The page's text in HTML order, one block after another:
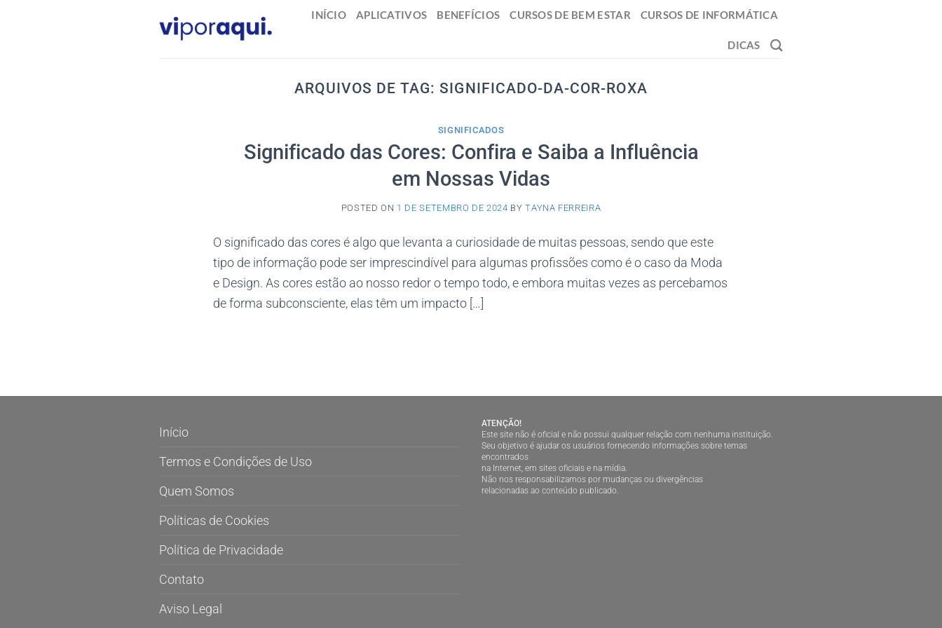
INÍCIO APLICATIVOS BENEFÍCIOS CURSOS DE BEM ESTAR CURSOS DE INFORMÁTICA
DICAS
ARQUIVOS DE TAG:SIGNIFICADO-DA-COR-ROXA
SIGNIFICADOS
Significado das Cores: Confira e Saiba a Influência
em Nossas Vidas
POSTED ON 1 DE SETEMBRO DE 2024 BYTAYNA FERREIRA
O significado das cores é algo que levanta a curiosidade de muitas pessoas, sendo que este
tipo de informação pode ser imprescindível para algumas profissões como é o caso da Moda
e Design. As cores estão ao nosso redor o tempo todo, e embora muitas vezes as percebamos
de forma subconsciente, elas têm um impacto […]
Início
Termos e Condições de Uso
Quem Somos
Políticas de Cookies
Política de Privacidade
Contato
Aviso Legal
ATENÇÃO!
Este site não é oficial e não possui qualquer relação com nenhuma instituição.
Seu objetivo é ajudar os usuários fornecendo informações sobre temas
encontrados
na Internet, em sites oficiais e na mídia.
Não nos responsabilizamos por mudanças ou divergências
relacionadas ao conteúdo publicado.